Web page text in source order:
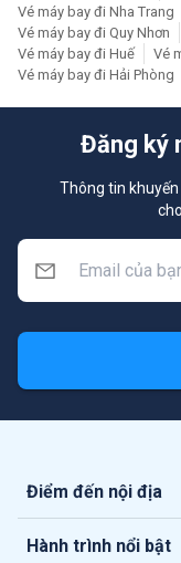
Vé máy bay đi Nha Trang
Vé máy bay đi Quy Nhơn
Vé máy bay đi Huế
Vé
Vé máy bay đi Hải Phòng
Đăng ký
Thông tin
Điểm đến nội địa
Hành trình nổi bật